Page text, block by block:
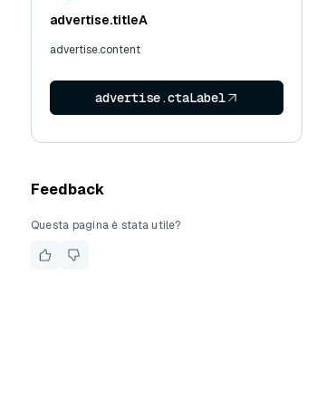
advertise.titleA
advertise.content
advertise.ctaLabel
Feedback
Questa pagina è stata utile?